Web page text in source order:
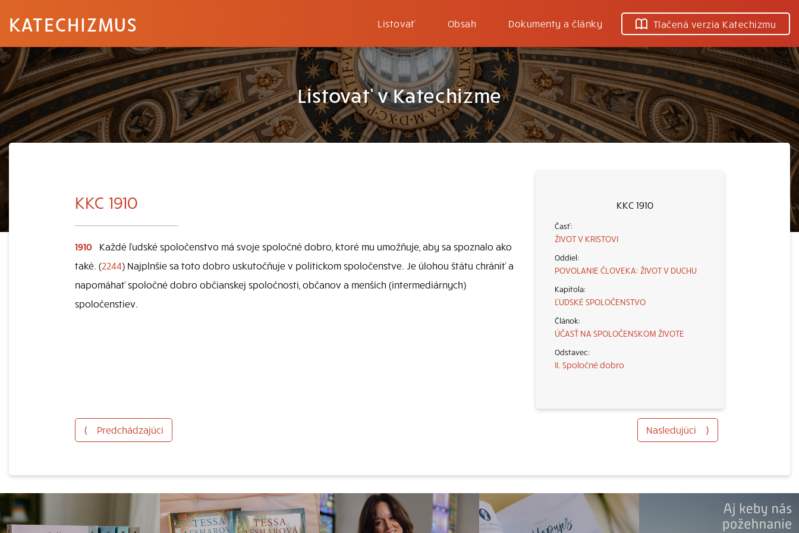
KATECHIZMUS Listovať Obsah Dokumenty a články Tlačená verzia Katechizmu
Listovať v Katechizme
KKC 1910
ŽIVOT V KRISTOVI
POVOLANIE ČLOVEKA: ŽIVOT V DUCHU
ĽUDSKÉ SPOLOČENSTVO
ÚČASŤ NA SPOLOČENSKOM ŽIVOTE
II. Spoločné dobro
KKC 1910
1910
Každé ľudské spoločenstvo má svoje spoločné dobro, ktoré mu umožňuje, aby sa spoznalo ako
také. (2244) Najplnšie sa toto dobro uskutočňuje v politickom spoločenstve. Je úlohou štátu chrániť a
napomáhať spoločné dobro občianskej spoločnosti, občanov a menších (intermediárnych)
spoločenstiev.
⟨ Predchádzajúci Nasledujúci ⟩